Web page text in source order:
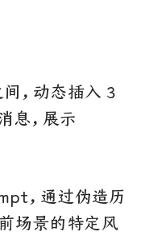
，动态插入 3
息，展示
，通过伪造历
场景的特定风